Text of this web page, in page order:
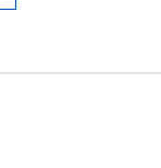
机中仿形切割